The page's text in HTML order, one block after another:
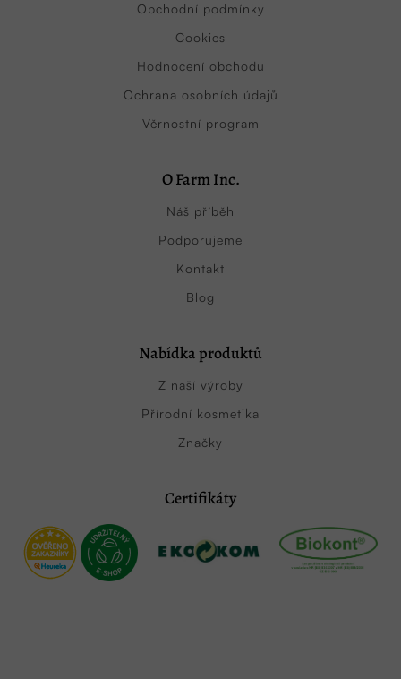
Obchodní podmínky
Cookies
Hodnocení obchodu
Ochrana osobních údajů
Věrnostní program
O Farm Inc.
Náš příběh
Podporujeme
Kontakt
Blog
Nabídka produktů
Z naší výroby
Přírodní kosmetika
Značky
Certifikáty